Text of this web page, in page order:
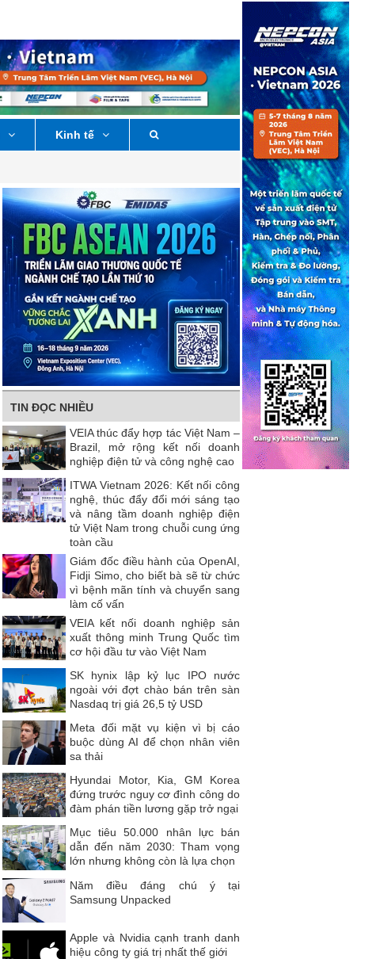
Kinh tế
TIN ĐỌC NHIỀU
VEIA thúc đẩy hợp tác Việt Nam –
Brazil, mở rộng kết nối doanh
nghiệp điện tử và công nghệ cao
ITWA Vietnam 2026: Kết nối công
nghệ, thúc đẩy đổi mới sáng tạo
và nâng tầm doanh nghiệp điện
tử Việt Nam trong chuỗi cung ứng
toàn cầu
Giám đốc điều hành của OpenAI,
Fidji Simo, cho biết bà sẽ từ chức
vì bệnh mãn tính và chuyển sang
làm cố vấn
VEIA kết nối doanh nghiệp sản
xuất thông minh Trung Quốc tìm
cơ hội đầu tư vào Việt Nam
SK hynix lập kỷ lục IPO nước
ngoài với đợt chào bán trên sàn
Nasdaq trị giá 26,5 tỷ USD
Meta đối mặt vụ kiện vì bị cáo
buộc dùng AI để chọn nhân viên
sa thải
Hyundai Motor, Kia, GM Korea
đứng trước nguy cơ đình công do
đàm phán tiền lương gặp trở ngại
Mục tiêu 50.000 nhân lực bán
dẫn đến năm 2030: Tham vọng
lớn nhưng không còn là lựa chọn
Năm điều đáng chú ý tại
Samsung Unpacked
Apple và Nvidia cạnh tranh danh
hiệu công ty giá trị nhất thế giới